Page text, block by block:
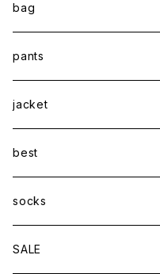
bag
pants
jacket
best
socks
SALE